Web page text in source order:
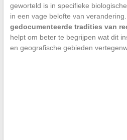
geworteld is in specifieke
in een vage belofte van verandering.
gedocumenteerde tradities van
helpt om beter te begrijpen wat dit
en geografische gebieden